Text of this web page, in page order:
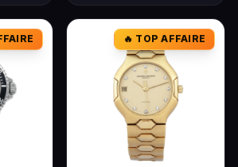
🔥 TOP AFFAIRE